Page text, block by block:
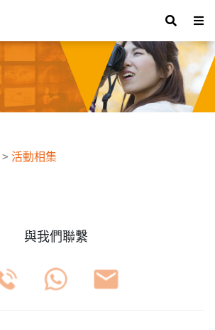
>活動相集
與我們聯繫